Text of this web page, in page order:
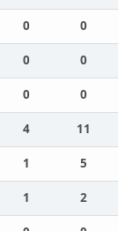
0 0
0 0
0 0
4 11
1 5
1 2